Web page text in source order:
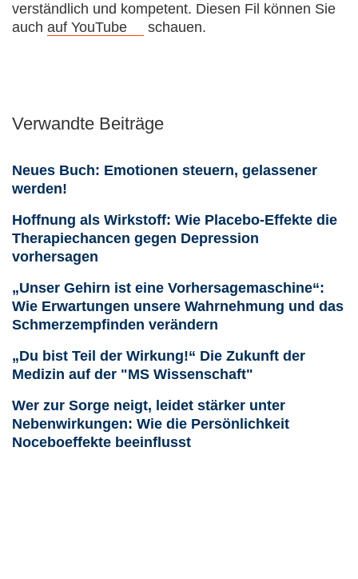
verständlich und kompetent. Diesen Fil können Sie
auch auf YouTube schauen.
Verwandte Beiträge
Neues Buch: Emotionen steuern, gelassener
werden!
Hoffnung als Wirkstoff: Wie Placebo-Effekte die
Therapiechancen gegen Depression
vorhersagen
„Unser Gehirn ist eine Vorhersagemaschine“:
Wie Erwartungen unsere Wahrnehmung und das
Schmerzempfinden verändern
„Du bist Teil der Wirkung!“ Die Zukunft der
Medizin auf der "MS Wissenschaft"
Wer zur Sorge neigt, leidet stärker unter
Nebenwirkungen: Wie die Persönlichkeit
Noceboeffekte beeinflusst